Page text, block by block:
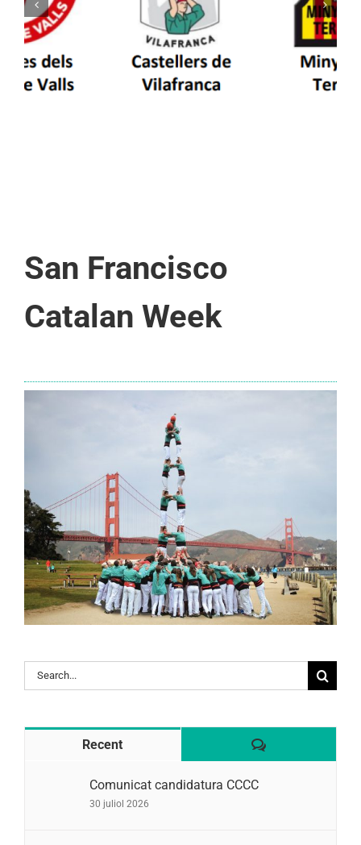
Els Castellers de Vilafranca unieixen tradició i
patrimoni en un viatge de colla a la Vall
d’Aran i a la Vall de Boí
San Francisco
Catalan Week
Search
for:
Recent Comentaris
Comunicat candidatura CCCC
30 juliol 2026